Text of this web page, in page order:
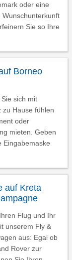
oder eine
Sie so Ihre
Borneo
sich mit
zu Hause fühlen
oder
mieten. Geben
Eingabemaske
auf Kreta
Flug und Ihr
unserem Fly &
aus: Egal ob
Rover zur